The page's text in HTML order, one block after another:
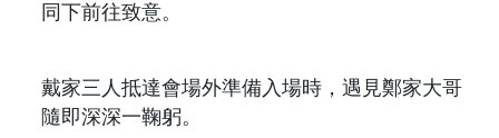
同下前往致意。
戴家三人抵達會場外準備入場時，遇見鄭家大哥
隨即深深一鞠躬。